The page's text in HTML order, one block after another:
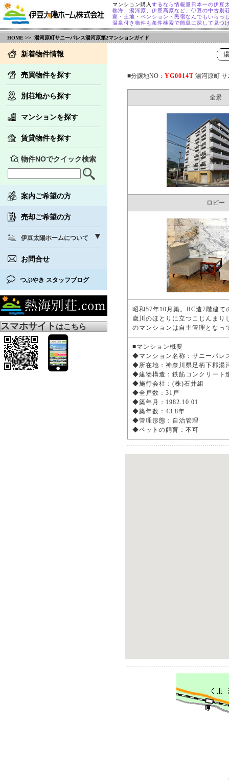
マンション購入 するなら情報量日本一の伊豆
熱海、湯河原、伊豆高原など、伊豆の中古別
家・土地・ペンション・民宿なんでもいらっ
温泉付き物件も条件検索で簡単に探して見つ
HOME >> 湯河原町サニーパレス湯河原第2マンションガイド
新着物件情報
売買物件を探す
別荘地から探す
マンションを探す
賃貸物件を探す
物件NOでクイック検索
案内ご希望の方
売却ご希望の方
伊豆太陽ホームについて
お問合せ
つぶやき スタッフブログ
スマホサイトはこちら
■分譲地NO： YG0014T 湯河原町
全景
ロビー
昭和57年10月築。RC造7階建
歳川のほとりに立つこじんまり
のマンションは自主管理となっ
■マンション概要
◆マンション名称：サニーパ
◆所在地：神奈川県足柄下郡
◆建物構造：鉄筋コンクリー
◆施行会社：(株)石井組
◆全戸数：31戸
◆築年月：1982.10.01
◆築年数：43.8年
◆管理形態：自治管理
◆ペットの飼育：不可